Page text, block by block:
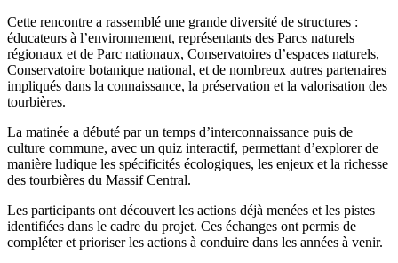
Cette rencontre a rassemblé une grande diversité de structures :
éducateurs à l’environnement, représentants des Parcs naturels
régionaux et de Parc nationaux, Conservatoires d’espaces naturels,
Conservatoire botanique national, et de nombreux autres partenaires
impliqués dans la connaissance, la préservation et la valorisation des
tourbières.
La matinée a débuté par un temps d’interconnaissance puis de
culture commune, avec un quiz interactif, permettant d’explorer de
manière ludique les spécificités écologiques, les enjeux et la richesse
des tourbières du Massif Central.
Les participants ont découvert les actions déjà menées et les pistes
identifiées dans le cadre du projet. Ces échanges ont permis de
compléter et prioriser les actions à conduire dans les années à venir.